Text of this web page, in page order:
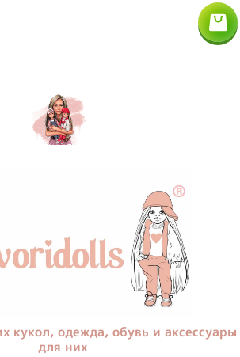
кукол, одежда, обувь и аксессуары
для них